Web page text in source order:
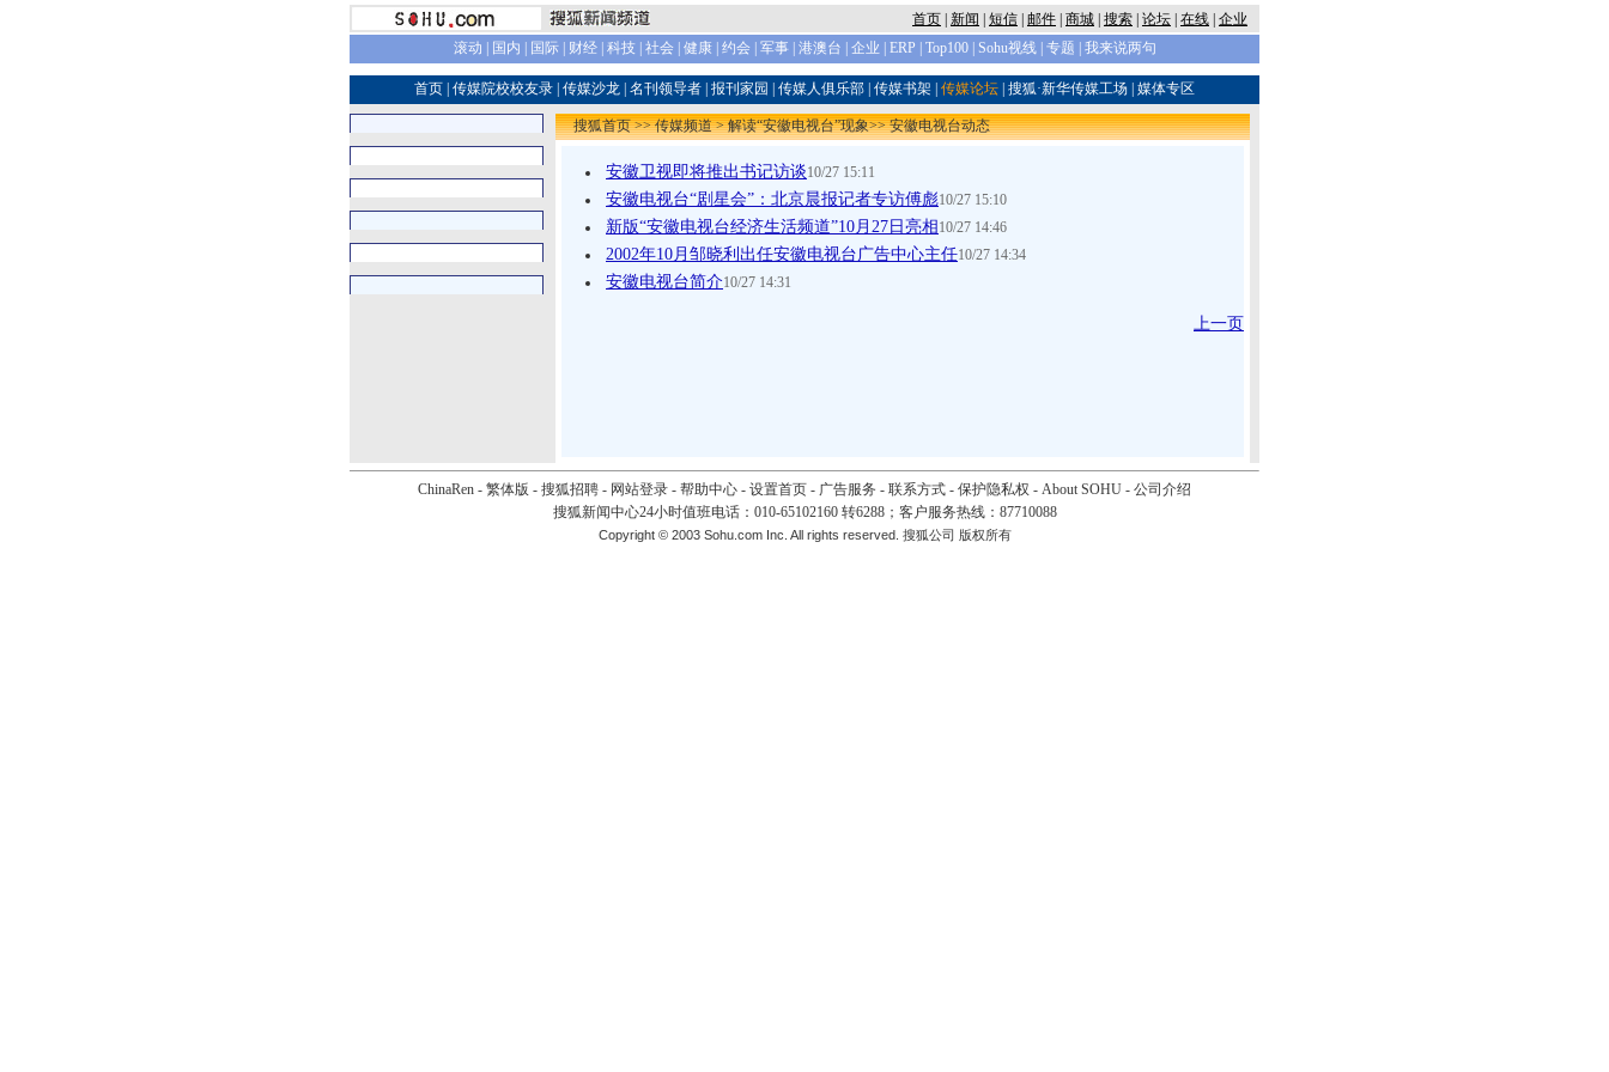
首页 新闻 短信 邮件 商城 搜索 论坛 在线 企业
滚动
国内 国际| 财经| 科技| 社会| 健康| 约会| 军事| 港澳台 企业 ERP Top100| Sohu视线| 专题 我来说两句
首页 传媒院校校友录 传媒沙龙 名刊领导者 报刊家园 传媒人俱乐部 传媒书架 传媒论坛 搜狐·新华传媒工场 媒体专区
搜狐首页>>传媒频道>解读“安徽电视台”现象>>安徽电视台动态
安徽卫视即将推出书记访谈10/27 15:11
安徽电视台“剧星会”：北京晨报记者专访傅彪10/27 15:10
新版“安徽电视台经济生活频道”10月27日亮相 10/27 14:46
2002年10月邹晓利出任安徽电视台广告中心主任10/27 14:34
安徽电视台简介10/27 14:31
上一页
ChinaRen - 繁体版 - 搜狐招聘 - 网站登录 - 帮助中心 - 设置首页 - 广告服务 - 联系方式 - 保护隐私权 - About SOHU - 公司介绍
搜狐新闻中心24小时值班电话：010-65102160 转6288；客户服务热线：87710088
Copyright © 2003 Sohu.com Inc. All rights reserved. 搜狐公司 版权所有